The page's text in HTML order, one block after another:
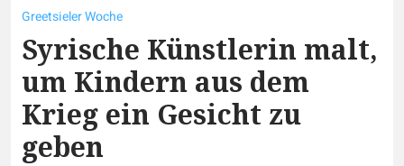
Greetsieler Woche
Syrische Künstlerin malt,
um Kindern aus dem
Krieg ein Gesicht zu
geben